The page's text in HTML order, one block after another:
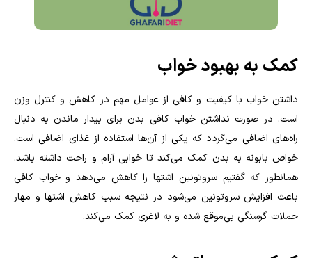
کمک به بهبود خواب
داشتن خواب با کیفیت و کافی از عوامل مهم در کاهش و کنترل وزن
است. در صورت نداشتن خواب کافی بدن برای بیدار ماندن به دنبال
راه‌های اضافی می‌گردد که یکی از آن‌ها استفاده از غذای اضافی است.
خواص بابونه به بدن کمک می‌کند تا خوابی آرام و راحت داشته باشد.
همانطور که گفتیم سروتونین اشتها را کاهش می‌دهد و خواب کافی
باعث افزایش سروتونین می‌شود در نتیجه سبب کاهش اشتها و مهار
حملات گرسنگی بی‌موقع شده و به لاغری کمک می‌کند.